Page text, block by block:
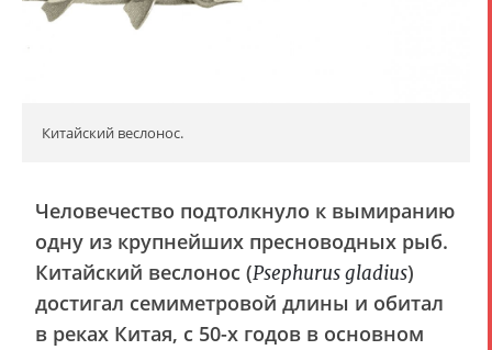
Китайский веслонос.
Человечество подтолкнуло к вымиранию
одну из крупнейших пресноводных рыб.
Китайский веслонос (Psephurus gladius)
достигал семиметровой длины и обитал
в реках Китая, с 50-х годов в основном